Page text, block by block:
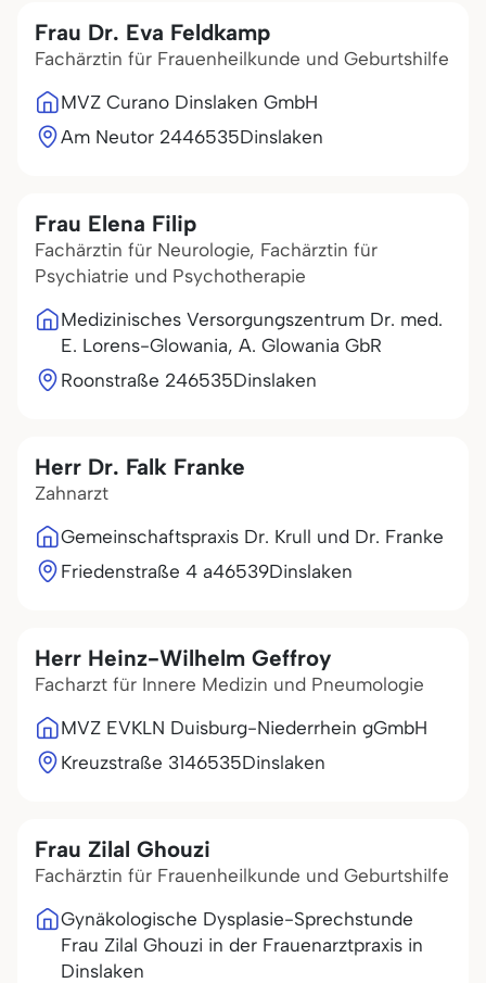
Frau Dr. Eva Feldkamp
Fachärztin für Frauenheilkunde und Geburtshilfe
MVZ Curano Dinslaken GmbH
Am Neutor 2446535Dinslaken
Frau Elena Filip
Fachärztin für Neurologie, Fachärztin für
Psychiatrie und Psychotherapie
Medizinisches Versorgungszentrum Dr. med.
E. Lorens-Glowania, A. Glowania GbR
Roonstraße 246535Dinslaken
Herr Dr. Falk Franke
Zahnarzt
Gemeinschaftspraxis Dr. Krull und Dr. Franke
Friedenstraße 4 a46539Dinslaken
Herr Heinz-Wilhelm Geffroy
Facharzt für Innere Medizin und Pneumologie
MVZ EVKLN Duisburg-Niederrhein gGmbH
Kreuzstraße 3146535Dinslaken
Frau Zilal Ghouzi
Fachärztin für Frauenheilkunde und Geburtshilfe
Gynäkologische Dysplasie-Sprechstunde
Frau Zilal Ghouzi in der Frauenarztpraxis in
Dinslaken